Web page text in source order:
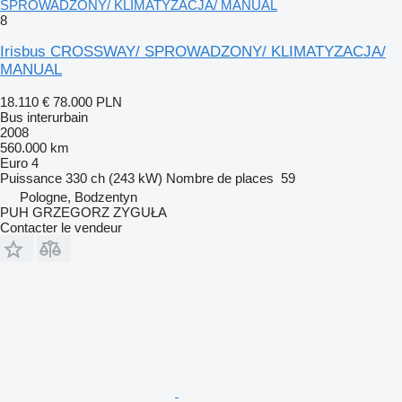
SPROWADZONY/ KLIMATYZACJA/ MANUAL
8
Irisbus CROSSWAY/ SPROWADZONY/ KLIMATYZACJA/
MANUAL
18.110 € 78.000 PLN
Bus interurbain
2008
560.000 km
Euro 4
Puissance 330 ch (243 kW) Nombre de places 59
Pologne, Bodzentyn
PUH GRZEGORZ ZYGUŁA
Contacter le vendeur